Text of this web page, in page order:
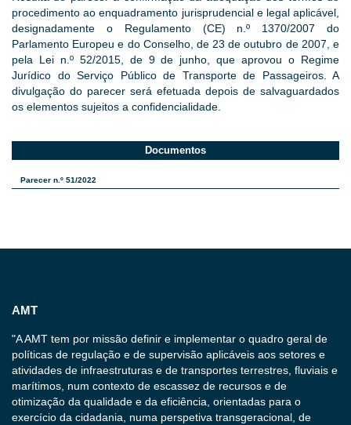
procedimento ao enquadramento jurisprudencial e legal aplicável,
designadamente o Regulamento (CE) n.º 1370/2007 do
Parlamento Europeu e do Conselho, de 23 de outubro de 2007, e
pela Lei n.º 52/2015, de 9 de junho, que aprovou o Regime
Jurídico do Serviço Público de Transporte de Passageiros. A
divulgação do parecer será efetuada depois de salvaguardados
os elementos sujeitos a confidencialidade.
Documentos
Parecer n.º 51/2022
AMT
"A AMT tem por missão definir e implementar o quadro geral de
políticas de regulação e de supervisão aplicáveis aos setores e
atividades de infraestruturas e de transportes terrestres, fluviais e
marítimos, num contexto de escassez de recursos e de
otimização da qualidade e da eficiência, orientadas para o
exercício da cidadania, numa perspetiva transgeracional, de